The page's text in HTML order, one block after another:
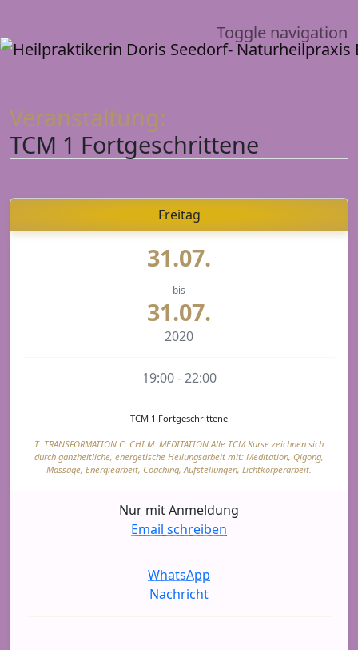
Toggle navigation
Veranstaltung:
TCM 1 Fortgeschrittene
Freitag
31.07.
bis
31.07.
2020
19:00 - 22:00
TCM 1 Fortgeschrittene
T: TRANSFORMATION C: CHI M: MEDITATION Alle TCM Kurse zeichnen sich
durch ganzheitliche, energetische Heilungsarbeit mit: Meditation, Qigong,
Massage, Energiearbeit, Coaching, Aufstellungen, Lichtkörperarbeit.
Nur mit Anmeldung
Email schreiben
WhatsApp
Nachricht